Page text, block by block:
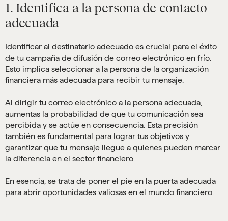
1. Identifica a la persona de contacto
adecuada
Identificar al destinatario adecuado es crucial para el éxito
de tu campaña de difusión de correo electrónico en frío.
Esto implica seleccionar a la persona de la organización
financiera más adecuada para recibir tu mensaje.
Al dirigir tu correo electrónico a la persona adecuada,
aumentas la probabilidad de que tu comunicación sea
percibida y se actúe en consecuencia. Esta precisión
también es fundamental para lograr tus objetivos y
garantizar que tu mensaje llegue a quienes pueden marcar
la diferencia en el sector financiero.
En esencia, se trata de poner el pie en la puerta adecuada
para abrir oportunidades valiosas en el mundo financiero.